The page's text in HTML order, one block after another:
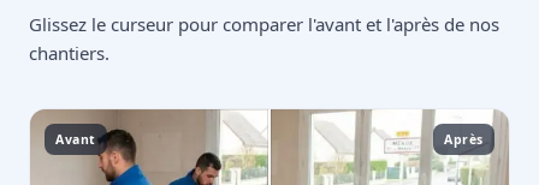
Glissez le curseur pour comparer l'avant et l'après de nos
chantiers.
Avant Après